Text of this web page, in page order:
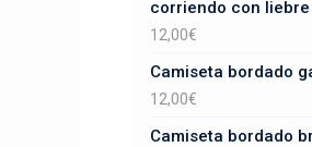
corriendo con liebre
12,00€
Camiseta bordado
12,00€
Camiseta bordado